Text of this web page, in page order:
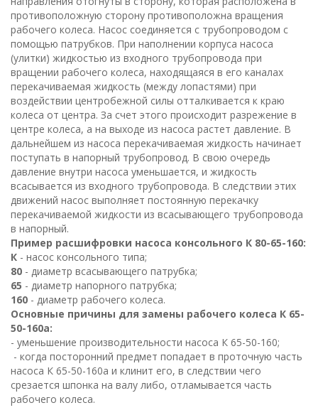
противоположную сторону противоположна вращения
рабочего колеса. Насос соединяется с трубопроводом с
помощью патрубков. При наполнении корпуса насоса
(улитки) жидкостью из входного трубопровода при
вращении рабочего колеса, находящаяся в его каналах
перекачиваемая жидкость (между лопастями) при
воздействии центробежной силы отталкивается к краю
колеса от центра. За счет этого происходит разрежение в
центре колеса, а на выходе из насоса растет давление. В
дальнейшем из насоса перекачиваемая жидкость начинает
поступать в напорный трубопровод. В свою очередь
давление внутри насоса уменьшается, и жидкость
всасывается из входного трубопровода. В следствии этих
движений насос выполняет постоянную перекачку
перекачиваемой жидкости из всасывающего трубопровода
в напорный.
Пример расшифровки насоса консольного К 80-65-160:
К - насос консольного типа;
80 - диаметр всасывающего патрубка;
65 - диаметр напорного патрубка;
160 - диаметр рабочего колеса.
Основные причины для замены рабочего колеса К 65-
50-160а:
- уменьшение производительности насоса К 65-50-160;
- когда посторонний предмет попадает в проточную часть
насоса К 65-50-160а и клинит его, в следствии чего
срезается шпонка на валу либо, отламывается часть
рабочего колеса.